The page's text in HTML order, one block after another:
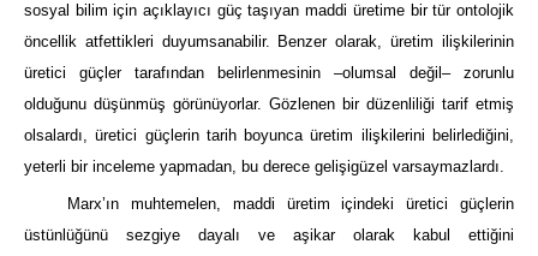
sosyal bilim için açıklayıcı güç taşıyan maddi üretime bir tür ontolojik
öncellik atfettikleri duyumsanabilir. Benzer olarak, üretim ilişkilerinin
üretici güçler tarafından belirlenmesinin –olumsal değil– zorunlu
olduğunu düşünmüş görünüyorlar. Gözlenen bir düzenliliği tarif etmiş
olsalardı, üretici güçlerin tarih boyunca üretim ilişkilerini belirlediğini,
yeterli bir inceleme yapmadan, bu derece gelişigüzel varsaymazlardı.
Marx’ın muhtemelen, maddi üretim içindeki üretici güçlerin
üstünlüğünü sezgiye dayalı ve aşikar olarak kabul ettiğini